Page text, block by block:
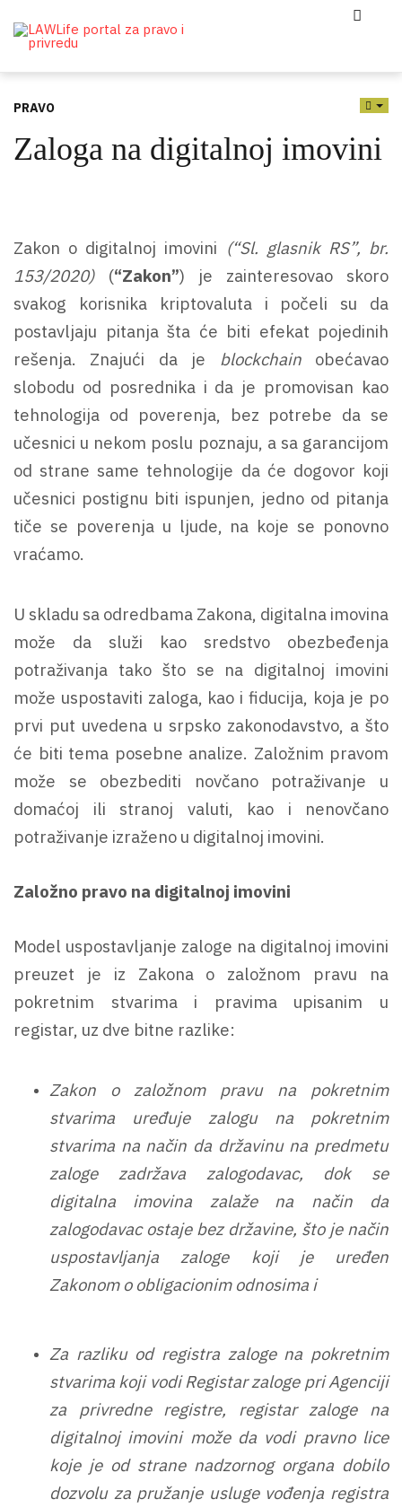
PRAVO
Zaloga na digitalnoj imovini
Zakon o digitalnoj imovini (“Sl. glasnik RS”, br.
153/2020)(“Zakon”) je zainteresovao skoro
svakog korisnika kriptovaluta i počeli su da
postavljaju pitanja šta će biti efekat pojedinih
rešenja. Znajući da je blockchainobećavao
slobodu od posrednika i da je promovisan kao
tehnologija od poverenja, bez potrebe da se
učesnici u nekom poslu poznaju, a sa garancijom
od strane same tehnologije da će dogovor koji
učesnici postignu biti ispunjen, jedno od pitanja
tiče se poverenja u ljude, na koje se ponovno
vraćamo.
U skladu sa odredbama Zakona, digitalna imovina
može da služi kao sredstvo obezbeđenja
potraživanja tako što se na digitalnoj imovini
može uspostaviti zaloga, kao i fiducija, koja je po
prvi put uvedena u srpsko zakonodavstvo, a što
će biti tema posebne analize. Založnim pravom
može se obezbediti novčano potraživanje u
domaćoj ili stranoj valuti, kao i nenovčano
potraživanje izraženo u digitalnoj imovini.
Založno pravo na digitalnoj imovini
Model uspostavljanje zaloge na digitalnoj imovini
preuzet je iz Zakona o založnom pravu na
pokretnim stvarima i pravima upisanim u
registar, uz dve bitne razlike:
Zakon o založnom pravu na pokretnim
stvarima uređuje zalogu na pokretnim
stvarima na način da državinu na predmetu
zaloge zadržava zalogodavac, dok se
digitalna imovina zalaže na način da
zalogodavac ostaje bez državine, što je način
uspostavljanja zaloge koji je uređen
Zakonom o obligacionim odnosima i
Za razliku od registra zaloge na pokretnim
stvarima koji vodi Registar zaloge pri Agenciji
za privredne registre, registar zaloge na
digitalnoj imovini može da vodi pravno lice
koje je od strane nadzornog organa dobilo
dozvolu za pružanje usluge vođenja registra